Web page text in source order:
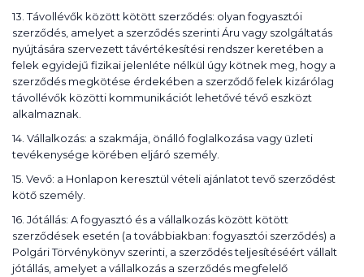
13. Távollévők között kötött szerződés: olyan fogyasztói
szerződés, amelyet a szerződés szerinti Áru vagy szolgáltatás
nyújtására szervezett távértékesítési rendszer keretében a
felek egyidejű fizikai jelenléte nélkül úgy kötnek meg, hogy a
szerződés megkötése érdekében a szerződő felek kizárólag
távollévők közötti kommunikációt lehetővé tévő eszközt
alkalmaznak.
14. Vállalkozás: a szakmája, önálló foglalkozása vagy üzleti
tevékenysége körében eljáró személy.
15. Vevő: a Honlapon keresztül vételi ajánlatot tevő szerződést
kötő személy.
16. Jótállás: A fogyasztó és a vállalkozás között kötött
szerződések esetén (a továbbiakban: fogyasztói szerződés) a
Polgári Törvénykönyv szerinti, a szerződés teljesítéséért vállalt
jótállás, amelyet a vállalkozás a szerződés megfelelő